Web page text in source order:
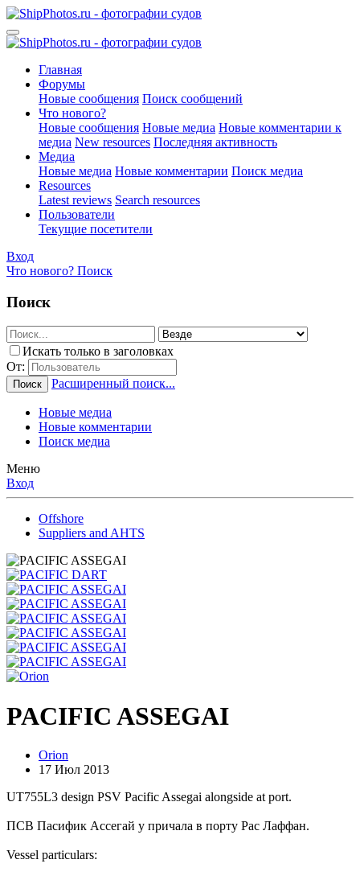
Главная
Форумы
Новые сообщения Поиск сообщений
Что нового?
Новые сообщения Новые медиа Новые комментарии к
медиа New resources Последняя активность
Медиа
Новые медиа Новые комментарии Поиск медиа
Resources
Latest reviews Search resources
Пользователи
Текущие посетители
Вход
Что нового? Поиск
Поиск
Искать только в заголовках
От:
Поиск Расширенный поиск...
Новые медиа
Новые комментарии
Поиск медиа
Меню
Вход
Offshore
Suppliers and AHTS
PACIFIC ASSEGAI
Orion
17 Июл 2013
UT755L3 design PSV Pacific Assegai alongside at port.
ПСВ Пасифик Ассегай у причала в порту Рас Лаффан.
Vessel particulars: